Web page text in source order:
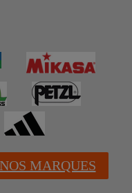
MARQUES